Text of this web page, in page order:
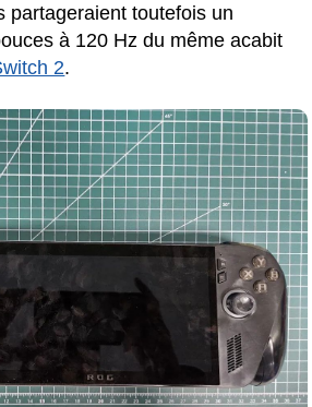
partageraient toutefois un
à 120 Hz du même acabit
2.